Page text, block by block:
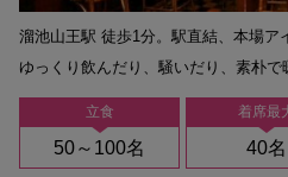
立食
50～100名
着席最
40名
溜池山王駅 徒歩1分。駅直結、本場ア
ゆっくり飲んだり、騒いだり、素朴で